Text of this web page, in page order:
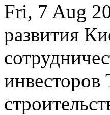
Fri, 7 Aug
развития